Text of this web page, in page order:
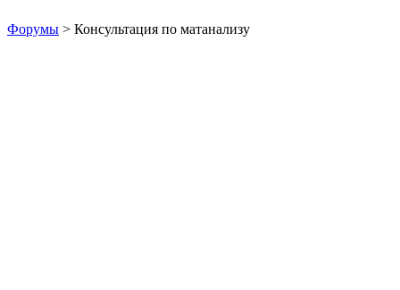
Форумы > Консультация по матанализу